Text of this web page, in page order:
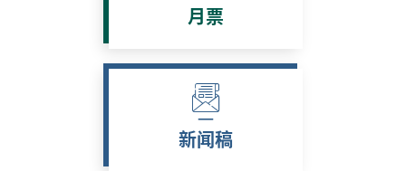
月票
新闻稿